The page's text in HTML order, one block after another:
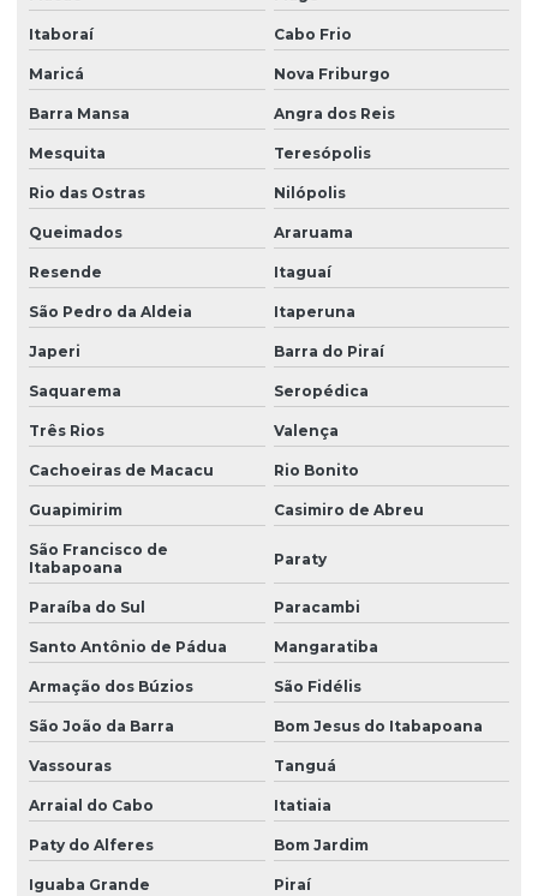
Empresas de ltcat
Empresas que fazem ltcat
Esocial envio de eventos
Gestão de empregados esocial
Impugnação laudo periculosidade
Laudo de análise ergonômica do trabalho
Laudo ergonômico do trabalho
Laudo de iluminância
Laudo insalubridade
Laudo de insalubridade ltcat
Laudo de insalubridade para mecânico
Laudo de insalubridade nr
Laudo de insalubridade nr 15
Laudo insalubridade e periculosidade
Laudo de insalubridade e periculosidade e ltcat
Laudo de insalubridade para soldador
Laudo de instalações elétricas nr10
Laudo ltcat valor
Laudo de luminosidade
Itaboraí Cabo Frio
Maricá Nova Friburgo
Barra Mansa Angra dos Reis
Mesquita Teresópolis
Rio das Ostras Nilópolis
Queimados Araruama
Resende Itaguaí
São Pedro da Aldeia Itaperuna
Japeri Barra do Piraí
Saquarema Seropédica
Três Rios Valença
Cachoeiras de Macacu Rio Bonito
Guapimirim Casimiro de Abreu
São Francisco de
Itabapoana
Paraty
Paraíba do Sul Paracambi
Santo Antônio de Pádua Mangaratiba
Armação dos Búzios São Fidélis
São João da Barra Bom Jesus do Itabapoana
Vassouras Tanguá
Arraial do Cabo Itatiaia
Paty do Alferes Bom Jardim
Iguaba Grande Piraí